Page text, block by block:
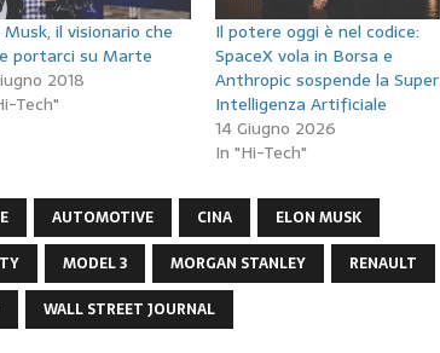
Musk, il visionario che
portarci su Marte
2018
Tech"
Il potere oggi è nel codice:
SpaceX vola in Borsa e
Anthropic sospende la Super
Intelligenza Artificiale
14 Giugno 2026
In "Hi-Tech"
AUTOMOTIVE CINA
ELON MUSK
MODEL 3 MORGAN STANLEY
RENAULT
WALL STREET JOURNAL